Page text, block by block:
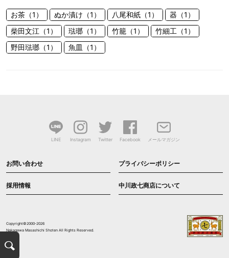
お茶（1） ぬか漬け（1） 八尾和紙（1）
器（1）
柴田文江（1）
琺瑯（1） 竹籠（1）
竹細工（1）
野田琺瑯（1）
魚皿（1）
LINE Instagram Twitter Facebook メールマガジン
お問い合わせ プライバシーポリシー
採用情報 中川政七商店について
Copyright©2000-2026
Nakagawa Masashichi Shoten All Rights Reserved.
検